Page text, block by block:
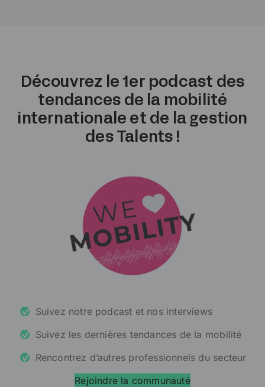
Découvrez le 1er podcast des
tendances de la mobilité
internationale et de la gestion
des Talents !
Suivez notre podcast et nos interviews
Suivez les dernières tendances de la mobilité
Rencontrez d’autres professionnels du secteur
Rejoindre la communauté